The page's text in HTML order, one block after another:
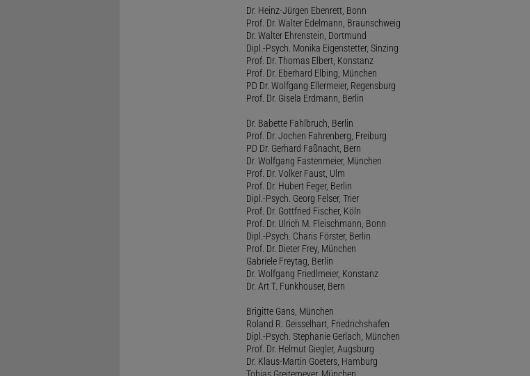
Dr. Heinz-Jürgen Ebenrett, Bonn
Prof. Dr. Walter Edelmann, Braunschweig
Dr. Walter Ehrenstein, Dortmund
Dipl.-Psych. Monika Eigenstetter, Sinzing
Prof. Dr. Thomas Elbert, Konstanz
Prof. Dr. Eberhard Elbing, München
PD Dr. Wolfgang Ellermeier, Regensburg
Prof. Dr. Gisela Erdmann, Berlin
Dr. Babette Fahlbruch, Berlin
Prof. Dr. Jochen Fahrenberg, Freiburg
PD Dr. Gerhard Faßnacht, Bern
Dr. Wolfgang Fastenmeier, München
Prof. Dr. Volker Faust, Ulm
Prof. Dr. Hubert Feger, Berlin
Dipl.-Psych. Georg Felser, Trier
Prof. Dr. Gottfried Fischer, Köln
Prof. Dr. Ulrich M. Fleischmann, Bonn
Dipl.-Psych. Charis Förster, Berlin
Prof. Dr. Dieter Frey, München
Gabriele Freytag, Berlin
Dr. Wolfgang Friedlmeier, Konstanz
Dr. Art T. Funkhouser, Bern
Brigitte Gans, München
Roland R. Geisselhart, Friedrichshafen
Dipl.-Psych. Stephanie Gerlach, München
Prof. Dr. Helmut Giegler, Augsburg
Dr. Klaus-Martin Goeters, Hamburg